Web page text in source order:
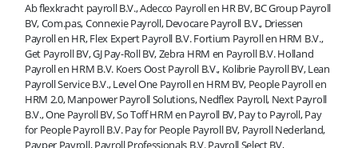
Ab flexkracht payroll B.V., Adecco Payroll en HR BV, BC Group Payroll
BV, Com.pas, Connexie Payroll, Devocare Payroll B.V., Driessen
Payroll en HR, Flex Expert Payroll B.V. Fortium Payroll en HRM B.V.,
Get Payroll BV, GJ Pay-Roll BV, Zebra HRM en Payroll B.V. Holland
Payroll en HRM B.V. Koers Oost Payroll B.V., Kolibrie Payroll BV, Lean
Payroll Service B.V., Level One Payroll en HRM BV, People Payroll en
HRM 2.0, Manpower Payroll Solutions, Nedflex Payroll, Next Payroll
B.V., One Payroll BV, So Toff HRM en Payroll BV, Pay to Payroll, Pay
for People Payroll B.V. Pay for People Payroll BV, Payroll Nederland,
Payper Payroll, Payroll Professionals B.V. Payroll Select BV,